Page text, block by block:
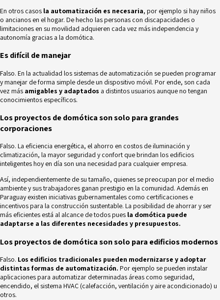
En otros casos la automatización es necesaria, por ejemplo si hay niños
o ancianos en el hogar. De hecho las personas con discapacidades o
limitaciones en su movilidad adquieren cada vez más independencia y
autonomía gracias a la domótica.
Es difícil de manejar
Falso. En la actualidad los sistemas de automatización se pueden programar
y manejar de forma simple desde un dispositivo móvil. Por ende, son cada
vez más amigables y adaptados a distintos usuarios aunque no tengan
conocimientos específicos.
Los proyectos de domótica son solo para grandes
corporaciones
Falso. La eficiencia energética, el ahorro en costos de iluminación y
climatización, la mayor seguridad y confort que brindan los edificios
inteligentes hoy en día son una necesidad para cualquier empresa.
Así, independientemente de su tamaño, quienes se preocupan por el medio
ambiente y sus trabajadores ganan prestigio en la comunidad. Además en
Paraguay existen iniciativas gubernamentales como certificaciones e
incentivos para la construcción sustentable. La posibilidad de ahorrar y ser
más eficientes está al alcance de todos pues la domótica puede
adaptarse a las diferentes necesidades y presupuestos.
Los proyectos de domótica son solo para edificios modernos
Falso. Los edificios tradicionales pueden modernizarse y adoptar
distintas formas de automatización. Por ejemplo se pueden instalar
aplicaciones para automatizar determinadas áreas como seguridad,
encendido, el sistema HVAC (calefacción, ventilación y aire acondicionado) u
otros.